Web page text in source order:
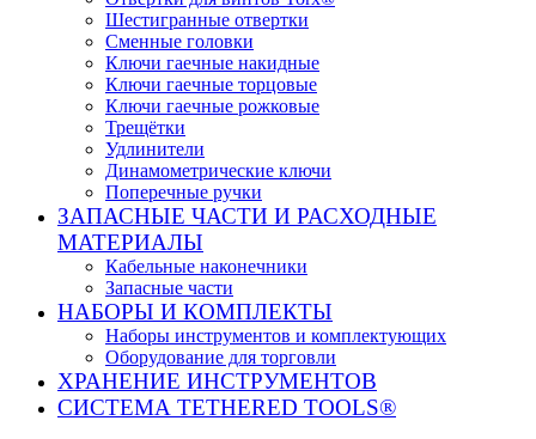
Шестигранные отвертки
Сменные головки
Ключи гаечные накидные
Ключи гаечные торцовые
Ключи гаечные рожковые
Трещётки
Удлинители
Динамометрические ключи
Поперечные ручки
ЗАПАСНЫЕ ЧАСТИ И РАСХОДНЫЕ
МАТЕРИАЛЫ
Кабельные наконечники
Запасные части
НАБОРЫ И КОМПЛЕКТЫ
Наборы инструментов и комплектующих
Оборудование для торговли
ХРАНЕНИЕ ИНС­ТРУ­МЕН­ТОВ
СИСТЕМА TETHERED TOOLS®